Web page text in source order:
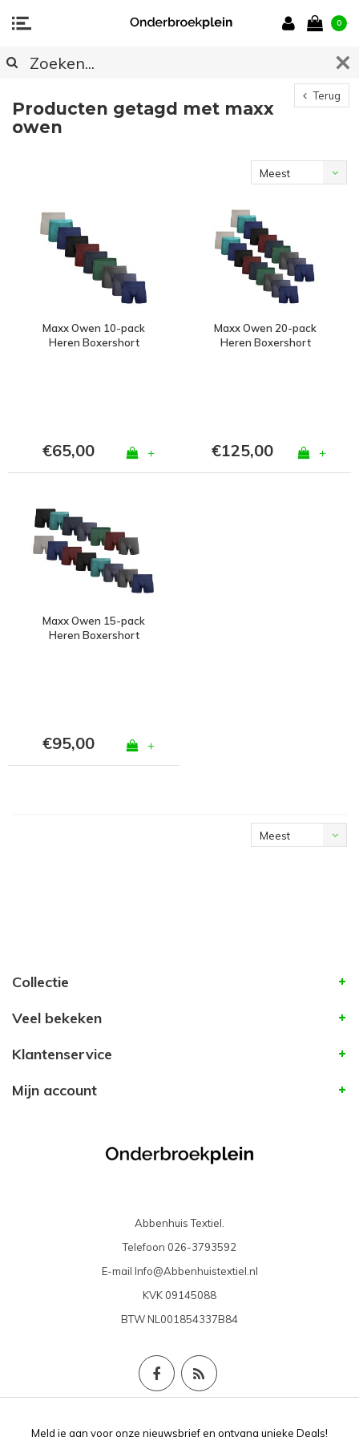
0
Terug
Producten getagd met maxx
owen
Meest
Maxx Owen 10-pack
Heren Boxershort
€65,00 +
Maxx Owen 20-pack
Heren Boxershort
€125,00 +
Maxx Owen 15-pack
Heren Boxershort
€95,00 +
Meest
Collectie
Veel bekeken
Klantenservice
Mijn account
Abbenhuis Textiel.
Telefoon 026-3793592
E-mail Info@Abbenhuistextiel.nl
KVK 09145088
BTWNL001854337B84
Meld je aan voor onze nieuwsbrief en ontvang unieke Deals!